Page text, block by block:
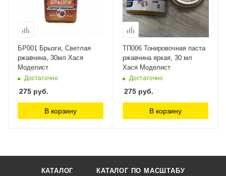
БР001 Брызги, Светлая
ржавчина, 30мл Хася
Моделист
Достаточно
275 руб.
В корзину
ТП006 Тонировочная паста
ржавчина яркая, 30 мл
Хася Моделист
Достаточно
275 руб.
В корзину
КАТАЛОГ КАТАЛОГ ПО МАСШТАБУ